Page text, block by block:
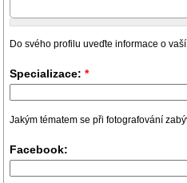
Do svého profilu uveďte informace o
Specializace: *
Jakým tématem se při fotografování
Facebook: